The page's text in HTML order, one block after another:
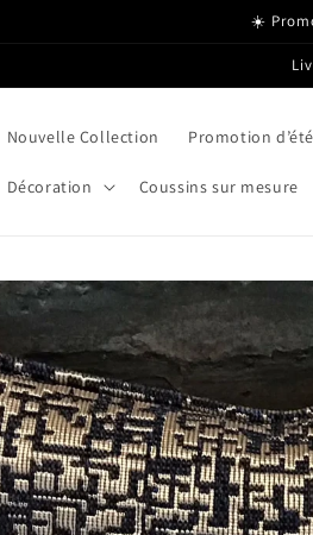
☀️
Nouvelle Collection Promotion d’été
Décoration Coussins sur mesure